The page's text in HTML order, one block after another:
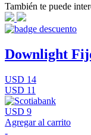
También te puede
Downlight
USD 14
USD 11
USD 9
Agregar al carrito
-